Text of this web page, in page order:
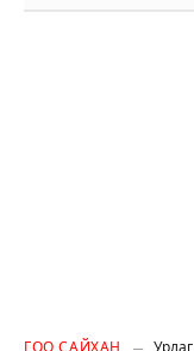
ГОО САЙХАН Урлаг